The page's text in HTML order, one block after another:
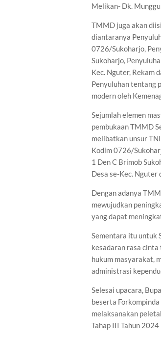
Melikan- Dk.
TMMD juga akan
diantaranya
0726/Sukoharjo,
Sukoharjo,
Kec. Nguter, Rekam
Penyuluhan tentang
modern oleh
Sejumlah elemen
pembukaan TMMD
melibatkan unsur
Kodim 0726/
1 Den C Brimob
Desa se-Kec. Nguter
Dengan adanya
mewujudkan
yang dapat
Sementara itu untuk
kesadaran rasa
hukum masyarakat,
administrasi
Selesai upacara,
beserta
melaksanakan
Tahap III Tahun